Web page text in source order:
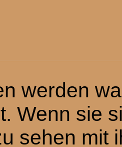
werden
Wenn sie
sehen mit